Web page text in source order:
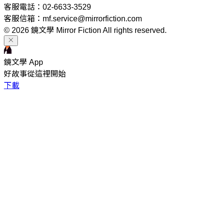
客服電話：02-6633-3529
客服信箱：mf.service@mirrorfiction.com
© 2026 鏡文學 Mirror Fiction All rights reserved.
鏡文學 App
好故事從這裡開始
下載